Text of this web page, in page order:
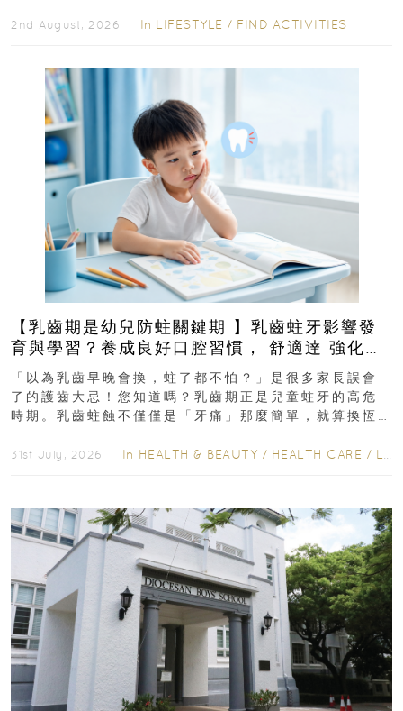
2nd August, 2026 ｜ In LIFESTYLE / FIND ACTIVITIES
【乳齒期是幼兒防蛀關鍵期 】乳齒蛀牙影響發
育與學習？養成良好口腔習慣， 舒適達 強化琺
瑯質 兒童牙膏防護指南
「以為乳齒早晚會換，蛀了都不怕？」是很多家長誤會
了的護齒大忌！您知道嗎？乳齒期正是兒童蛀牙的高危
時期。乳齒蛀蝕不僅僅是「牙痛」那麼簡單，就算換恆
31st July, 2026 ｜ In HEALTH & BEAUTY / HEALTH CARE / LIFESTYLE